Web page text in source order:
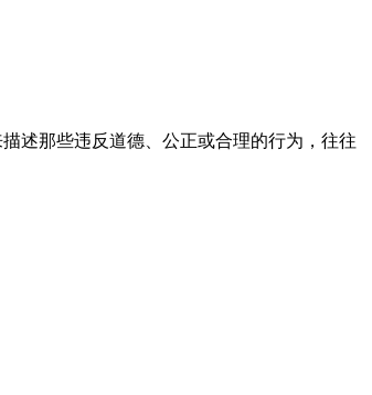
述那些违反道德、公正或合理的行为，往往